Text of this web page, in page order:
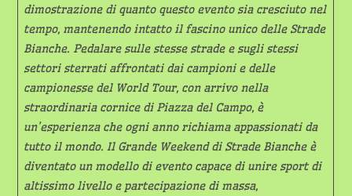
dimostrazione di quanto questo evento sia cresciuto nel
tempo, mantenendo intatto il fascino unico delle Strade
Bianche. Pedalare sulle stesse strade e sugli stessi
settori sterrati affrontati dai campioni e delle
campionesse del World Tour, con arrivo nella
straordinaria cornice di Piazza del Campo, è
un’esperienza che ogni anno richiama appassionati da
tutto il mondo. Il Grande Weekend di Strade Bianche è
diventato un modello di evento capace di unire sport di
altissimo livello e partecipazione di massa,